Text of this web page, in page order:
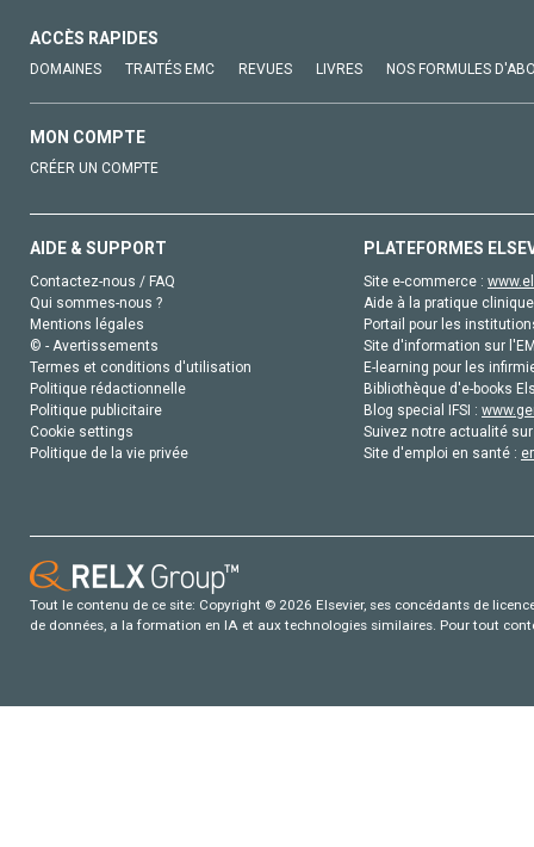
ACCÈS RAPIDES
DOMAINES TRAITÉS EMC REVUES LIVRES NOS FORMULES
MON COMPTE
CRÉER UN COMPTE
AIDE & SUPPORT
Contactez-nous / FAQ
Qui sommes-nous ?
Mentions légales
© - Avertissements
Termes et conditions d'utilisation
Politique rédactionnelle
Politique publicitaire
Cookie settings
Politique de la vie privée
PLATEFORMES
Site e-commerce :
Aide à la pratique
Portail pour les
Site d'information sur
E-learning pour les
Bibliothèque d'e-books
Blog special IFSI :
Suivez notre actualité
Site d'emploi en santé :
Tout le contenu de ce site: Copyright © 2026 Elsevier, ses concédants de
de données, a la formation en IA et aux technologies similaires. Pour tout